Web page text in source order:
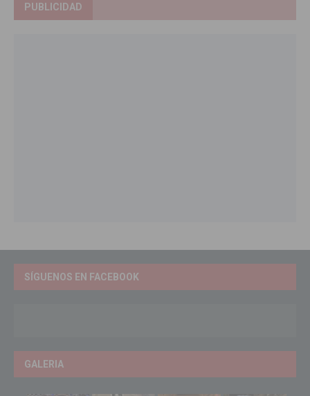
PUBLICIDAD
SÍGUENOS EN FACEBOOK
GALERIA